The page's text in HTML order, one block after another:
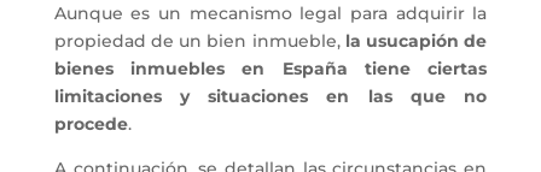
Aunque es un mecanismo legal para adquirir la
propiedad de un bien inmueble, la usucapión de
bienes inmuebles en España tiene ciertas
limitaciones y situaciones en las que no
procede.